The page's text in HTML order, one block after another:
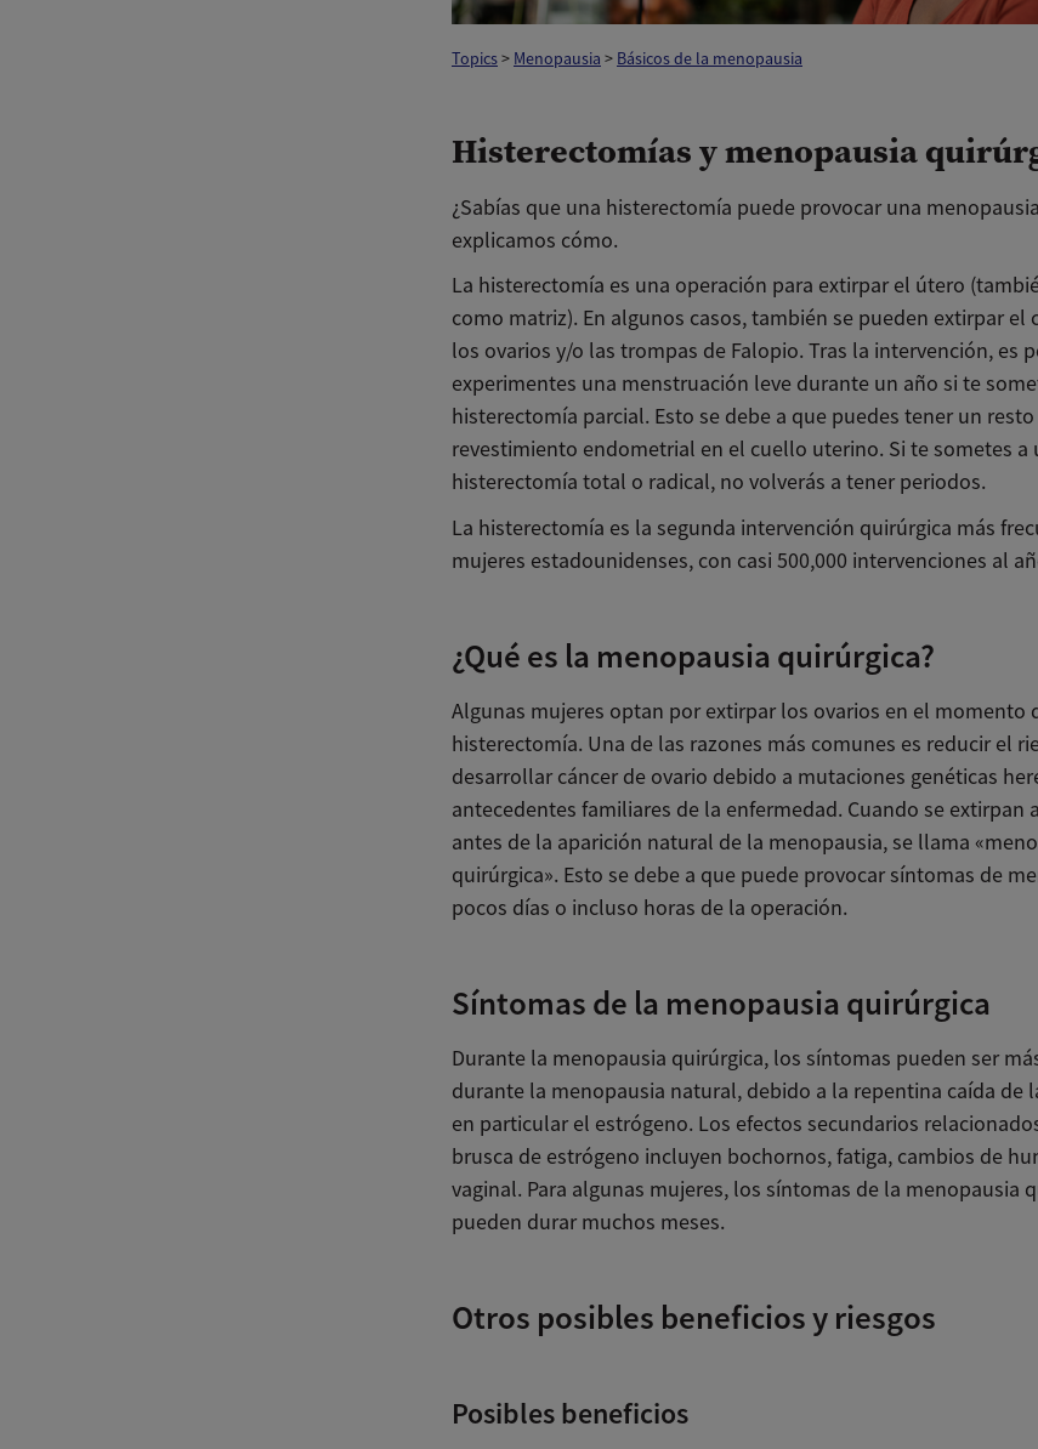
Topics> Menopausia > Básicos de la menopausia
Histerectomías y menopausia
¿Sabías que una histerectomía puede provocar una
explicamos cómo.
La histerectomía es una operación para extirpar el útero
como matriz). En algunos casos, también se pueden extirpar el
los ovarios y/o las trompas de Falopio. Tras la intervención, es
experimentes una menstruación leve durante un año si te
histerectomía parcial. Esto se debe a que puedes tener un
revestimiento endometrial en el cuello uterino. Si te sometes a
histerectomía total o radical, no volverás a tener periodos.
La histerectomía es la segunda intervención quirúrgica más
mujeres estadounidenses, con casi 500,000 intervenciones al
¿Qué es la menopausia quirúrgica?
Algunas mujeres optan por extirpar los ovarios en el momento
histerectomía. Una de las razones más comunes es reducir el
desarrollar cáncer de ovario debido a mutaciones genéticas
antecedentes familiares de la enfermedad. Cuando se extirpan
antes de la aparición natural de la menopausia, se llama
quirúrgica». Esto se debe a que puede provocar síntomas de
pocos días o incluso horas de la operación.
Síntomas de la menopausia quirúrgica
Durante la menopausia quirúrgica, los síntomas pueden ser
durante la menopausia natural, debido a la repentina caída de
en particular el estrógeno. Los efectos secundarios
brusca de estrógeno incluyen bochornos, fatiga, cambios de
vaginal. Para algunas mujeres, los síntomas de la menopausia
pueden durar muchos meses.
Otros posibles beneficios y riesgos
Posibles beneficios